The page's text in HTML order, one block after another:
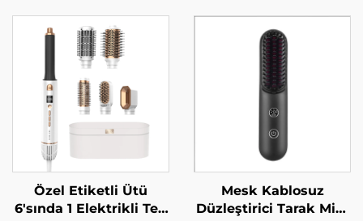
Hızlı 5-in-1 Çok Amaçlı
Şekillendirici Saç
Kurutma Fırçası
Üfleme Fırçası Saç
Kurutma Makinesi
Silindir Elektrikli Saç
Büzme Fırçası
Özel Etiketli Ütü
6'sında 1 Elektrikli Tek
Mesk Kablosuz
Düzleştirici Tarak Mini